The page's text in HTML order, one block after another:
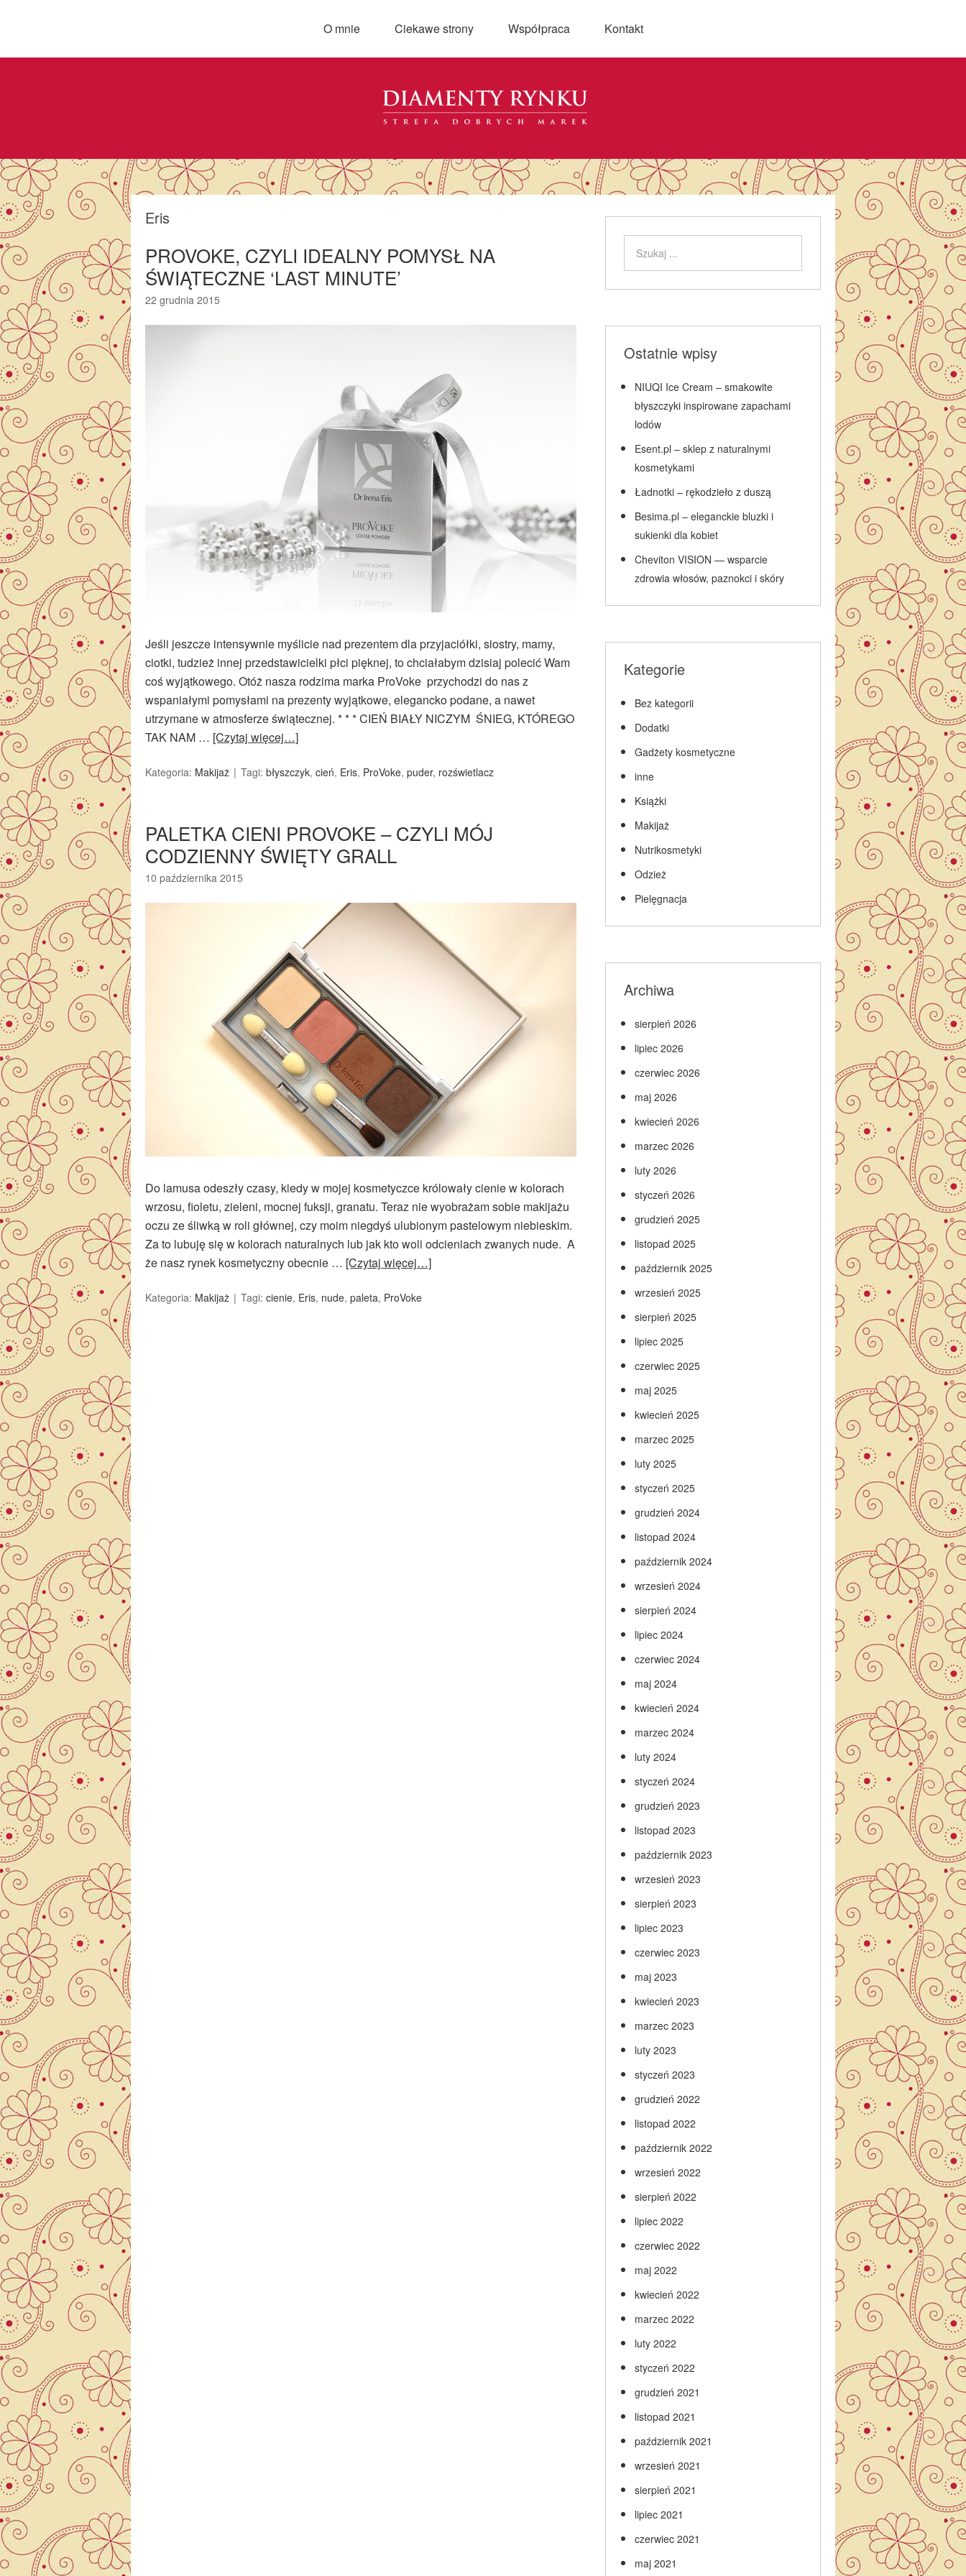
O mnie Ciekawe strony Współpraca Kontakt
Eris
PROVOKE, CZYLI IDEALNY POMYSŁ NA
ŚWIĄTECZNE ‘LAST MINUTE’
22 grudnia 2015
Jeśli jeszcze intensywnie myślicie nad prezentem dla przyjaciółki, siostry, mamy,
ciotki, tudzież innej przedstawicielki płci pięknej, to chciałabym dzisiaj polecić Wam
coś wyjątkowego. Otóż nasza rodzima marka ProVoke przychodzi do nas z
wspaniałymi pomysłami na prezenty wyjątkowe, elegancko podane, a nawet
utrzymane w atmosferze świątecznej. * * * CIEŃ BIAŁY NICZYM ŚNIEG, KTÓREGO
TAK NAM … [Czytaj więcej…]
Kategoria: Makijaż Tagi: błyszczyk, cień, Eris, ProVoke, puder, rozświetlacz
PALETKA CIENI PROVOKE – CZYLI MÓJ
CODZIENNY ŚWIĘTY GRALL
10 października 2015
Do lamusa odeszły czasy, kiedy w mojej kosmetyczce królowały cienie w kolorach
wrzosu, fioletu, zieleni, mocnej fuksji, granatu. Teraz nie wyobrażam sobie makijażu
oczu ze śliwką w roli głównej, czy moim niegdyś ulubionym pastelowym niebieskim.
Za to lubuję się w kolorach naturalnych lub jak kto woli odcieniach zwanych nude. A
że nasz rynek kosmetyczny obecnie … [Czytaj więcej…]
Kategoria: Makijaż Tagi: cienie, Eris, nude, paleta, ProVoke
Ostatnie wpisy
NIUQI Ice Cream – smakowite
błyszczyki inspirowane zapachami
lodów
Esent.pl – sklep z naturalnymi
kosmetykami
Ładnotki – rękodzieło z duszą
Besima.pl – eleganckie bluzki i
sukienki dla kobiet
Cheviton VISION — wsparcie
zdrowia włosów, paznokci i skóry
Kategorie
Bez kategorii
Dodatki
Gadżety kosmetyczne
inne
Książki
Makijaż
Nutrikosmetyki
Odzież
Pielęgnacja
Archiwa
sierpień 2026
lipiec 2026
czerwiec 2026
maj 2026
kwiecień 2026
marzec 2026
luty 2026
styczeń 2026
grudzień 2025
listopad 2025
październik 2025
wrzesień 2025
sierpień 2025
lipiec 2025
czerwiec 2025
maj 2025
kwiecień 2025
marzec 2025
luty 2025
styczeń 2025
grudzień 2024
listopad 2024
październik 2024
wrzesień 2024
sierpień 2024
lipiec 2024
czerwiec 2024
maj 2024
kwiecień 2024
marzec 2024
luty 2024
styczeń 2024
grudzień 2023
listopad 2023
październik 2023
wrzesień 2023
sierpień 2023
lipiec 2023
czerwiec 2023
maj 2023
kwiecień 2023
marzec 2023
luty 2023
styczeń 2023
grudzień 2022
listopad 2022
październik 2022
wrzesień 2022
sierpień 2022
lipiec 2022
czerwiec 2022
maj 2022
kwiecień 2022
marzec 2022
luty 2022
styczeń 2022
grudzień 2021
listopad 2021
październik 2021
wrzesień 2021
sierpień 2021
lipiec 2021
czerwiec 2021
maj 2021